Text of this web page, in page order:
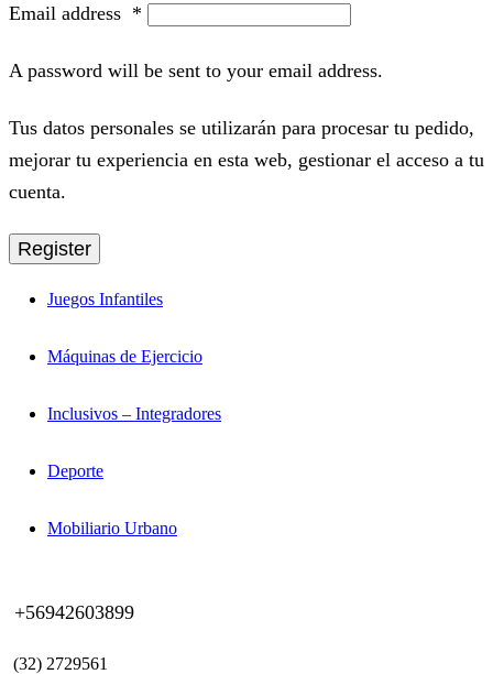
Email address *
A password will be sent to your email address.
Tus datos personales se utilizarán para procesar tu pedido,
mejorar tu experiencia en esta web, gestionar el acceso a tu
cuenta.
Register
Juegos Infantiles
Máquinas de Ejercicio
Inclusivos – Integradores
Deporte
Mobiliario Urbano
+56942603899
(32) 2729561